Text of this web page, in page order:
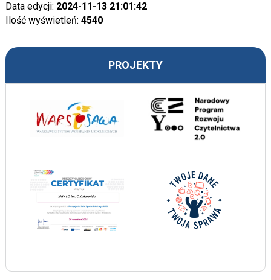
Data edycji: 2024-11-13 21:01:42
Ilość wyświetleń: 4540
PROJEKTY